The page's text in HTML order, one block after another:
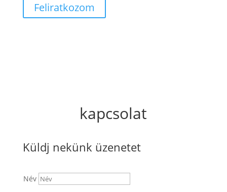
Feliratkozom
kapcsolat
Küldj nekünk üzenetet
Név